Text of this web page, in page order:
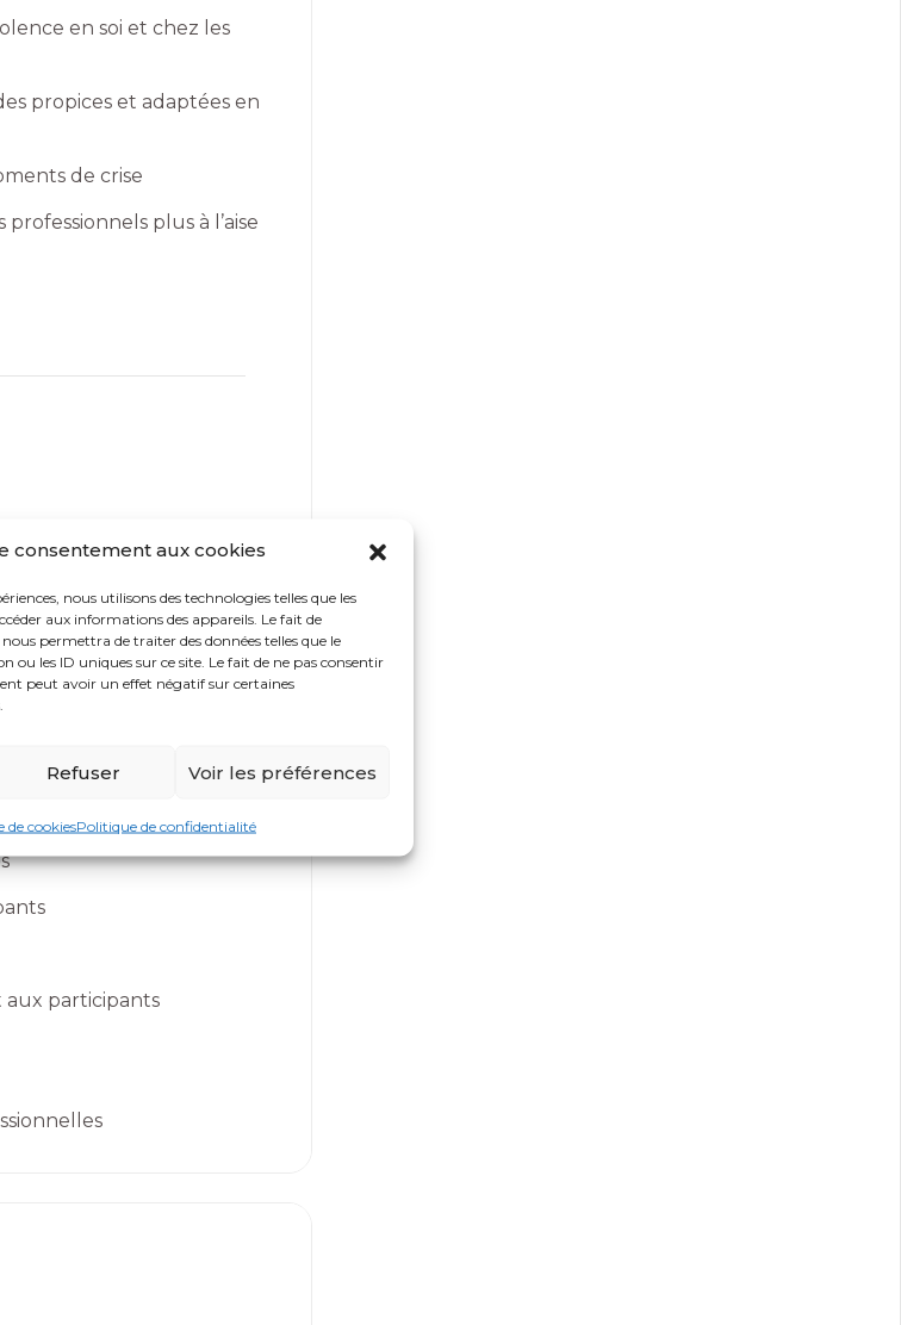
consentement aux cookies
nous utilisons des technologies telles que les
aux informations des appareils. Le fait de
permettra de traiter des données telles que le
les ID uniques sur ce site. Le fait de ne pas consentir
peut avoir un effet négatif sur certaines
Refuser Voir les préférences
de cookiesPolitique de confidentialité
en soi et chez les
propices et adaptées en
de crise
plus à l’aise
sélectionnés selon un
notamment : leur
compétences
sur :
aux participants